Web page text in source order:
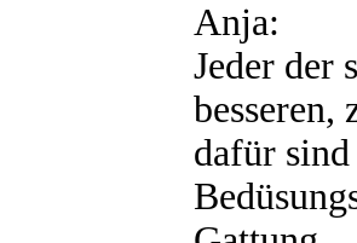
Anja:
Jeder der
besseren,
dafür